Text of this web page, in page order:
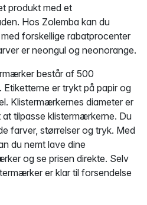
produkt med et
Hos Zolemba kan du
forskellige rabatprocenter
er neongul og neonorange.
består af 500
Etiketterne er trykt på papir og
Klistermærkernes diameter er
tilpasse klistermærkerne. Du
farver, størrelser og tryk. Med
du nemt lave dine
og se prisen direkte. Selv
er klar til forsendelse